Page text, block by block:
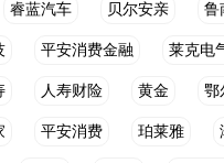
睿蓝汽车 贝尔安亲 鲁
平安消费金融 莱克电
人寿财险 黄金 鄂
平安消费 珀莱雅